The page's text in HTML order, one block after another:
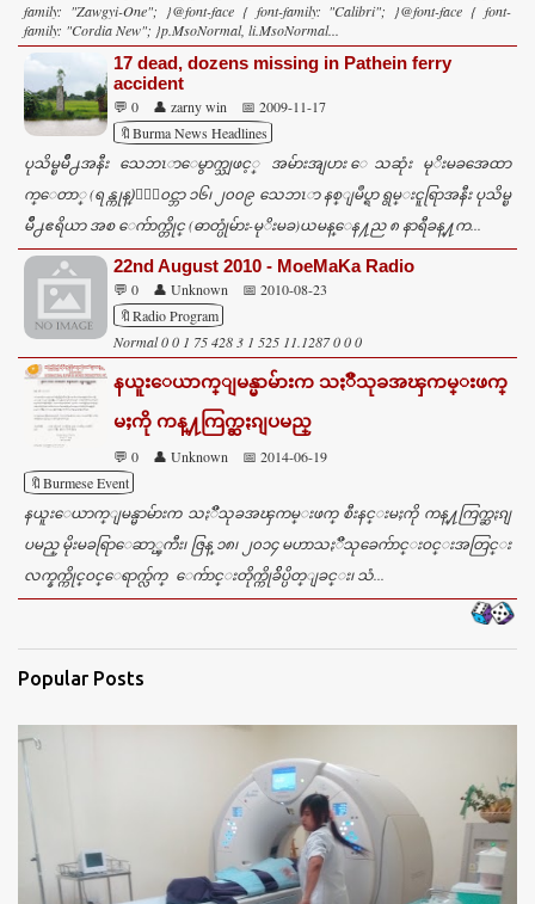
family: "Zawgyi-One"; }@font-face { font-family: "Calibri"; }@font-face { font-
family: "Cordia New"; }p.MsoNormal, li.MsoNormal...
17 dead, dozens missing in Pathein ferry
accident
💬 0 👤 zarny win
📅 2009-11-17
🔖Burma News Headlines
ပုသိမ္ၿမိဳ႕အနီး သေဘၤာေမွာက္သျဖင့္ အမ်ားအျပား ေသဆုံး မုိးမခအေထာ
က္ေတာ္ (ရန္ကုန္)ႏုိ၀င္ဘာ ၁၆၊ ၂၀၀၉ သေဘၤာ နစ္ျမဳပ္ရာ ရွမ္းငူရြာအနီး ပုသိမ္ၿ
မိဳ႕ဧရိယာ အစ ေက်ာက္တိုင္ (ဓာတ္ပုံမ်ား-မုိးမခ)ယမန္ေန႔ည ၈ နာရီခန္႔က...
22nd August 2010 - MoeMaKa Radio
💬 0 👤 Unknown
📅 2010-08-23
🔖Radio Program
Normal 0 0 1 75 428 3 1 525 11.1287 0 0 0
နယူးေယာက္ျမန္မာမ်ားက သႏၱိသုခအၾကမ္းဖက္
မႈကို ကန္႔ကြက္ဆႏၵျပမည္
💬 0 👤 Unknown
📅 2014-06-19
🔖Burmese Event
နယူးေယာက္ျမန္မာမ်ားက သႏၱိသုခအၾကမ္းဖက္ စီးနင္းမႈကို ကန္႔ကြက္ဆႏၵျ
ပမည္ မိုးမခရြာေဆာ္ၾကီး၊ ဇြန္ ၁၈၊ ၂၀၁၄ မဟာသႏၱိသုခေက်ာင္းဝင္းအတြင္း
လက္နက္ကိုင္ဝင္ေရာက္လ်က္ ေက်ာင္းတိုက္ကိုခ်ိပ္ပိတ္ျခင္း၊ သံ...
Popular Posts